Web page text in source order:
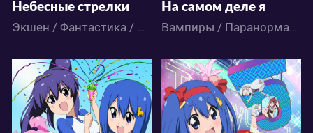
Небесные стрелки
Экшен / Фантастика / Аниме
На самом деле я
Вампиры / Паранормальное / Комедия / Романтика / Сёнэн / Школа / Аниме